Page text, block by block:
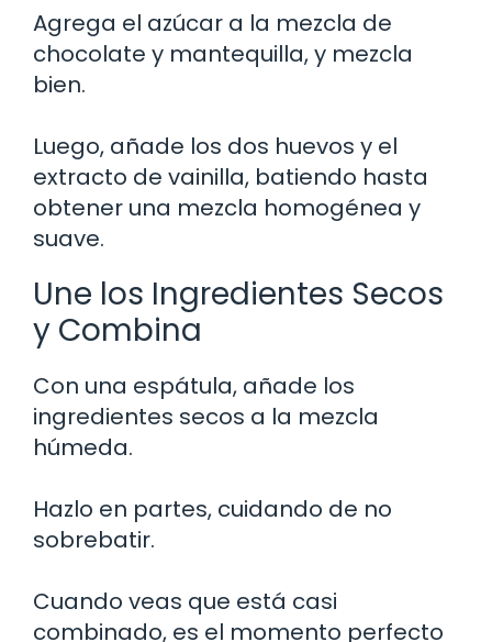
Agrega el azúcar a la mezcla de
chocolate y mantequilla, y mezcla
bien.
Luego, añade los dos huevos y el
extracto de vainilla, batiendo hasta
obtener una mezcla homogénea y
suave.
Une los Ingredientes Secos
y Combina
Con una espátula, añade los
ingredientes secos a la mezcla
húmeda.
Hazlo en partes, cuidando de no
sobrebatir.
Cuando veas que está casi
combinado, es el momento perfecto